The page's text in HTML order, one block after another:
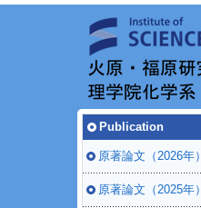
Publication
原著論文（2026年）
原著論文（2025年）